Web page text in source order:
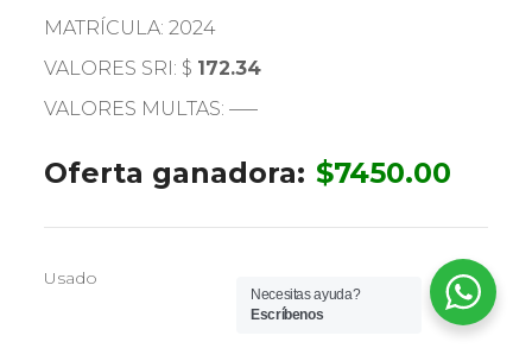
MATRÍCULA: 2024
VALORES SRI: $ 172.34
VALORES MULTAS: —–
Oferta ganadora: $7450.00
Usado
Necesitas ayuda?
Escríbenos